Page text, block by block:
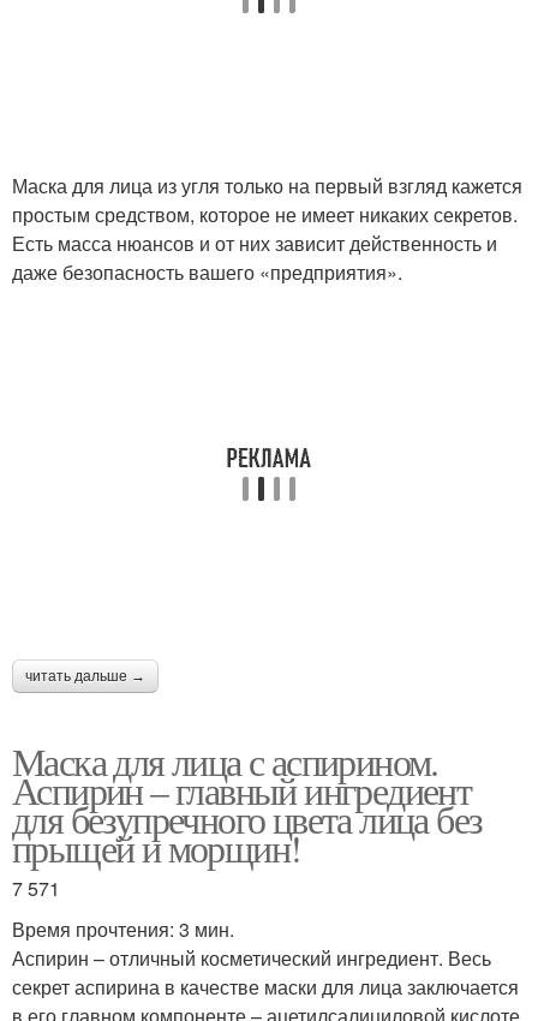
Маска для лица из угля только на первый взгляд кажется
простым средством, которое не имеет никаких секретов.
Есть масса нюансов и от них зависит действенность и
даже безопасность вашего «предприятия».
читать дальше →
Маска для лица с аспирином.
Аспирин – главный ингредиент
для безупречного цвета лица без
прыщей и морщин!
7 571
Время прочтения: 3 мин.
Аспирин – отличный косметический ингредиент. Весь
секрет аспирина в качестве маски для лица заключается